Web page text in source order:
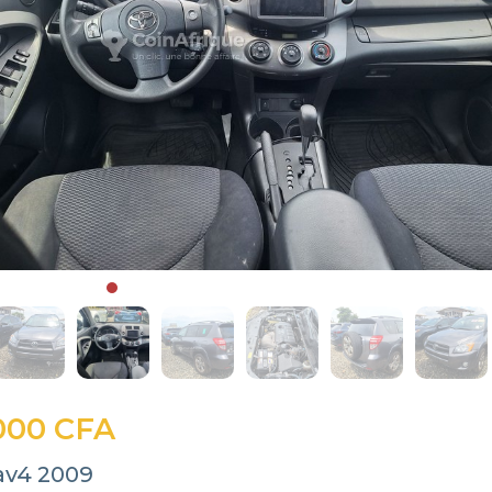
CFA
2009